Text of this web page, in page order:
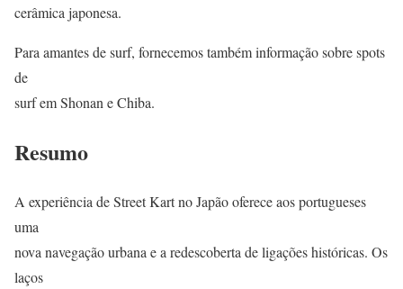
cerâmica japonesa.
Para amantes de surf, fornecemos também informação sobre spots
de
surf em Shonan e Chiba.
Resumo
A experiência de Street Kart no Japão oferece aos portugueses
uma
nova navegação urbana e a redescoberta de ligações históricas. Os
laços